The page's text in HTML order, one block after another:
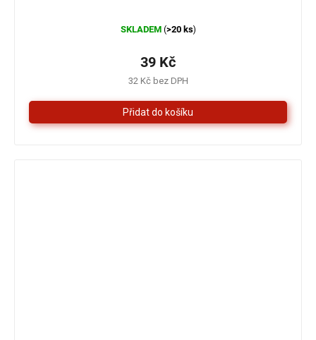
hodnocení
je
z
5
hvězdiček.
SKLADEM (>20 ks)
32 Kč bez DPH
39 Kč